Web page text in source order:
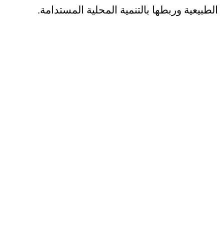
الطبيعية وربطها بالتنمية المحلية المستدامة.